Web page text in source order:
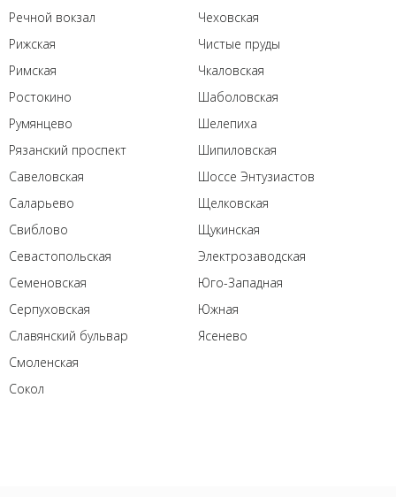
Речной вокзал
Рижская
Римская
Ростокино
Румянцево
Рязанский проспект
Савеловская
Саларьево
Свиблово
Севастопольская
Семеновская
Серпуховская
Славянский бульвар
Смоленская
Сокол
Чеховская
Чистые пруды
Чкаловская
Шаболовская
Шелепиха
Шипиловская
Шоссе Энтузиастов
Щелковская
Щукинская
Электрозаводская
Юго-Западная
Южная
Ясенево